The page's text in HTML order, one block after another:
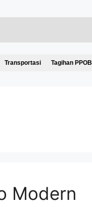
Transportasi Tagihan PPOB
Modern